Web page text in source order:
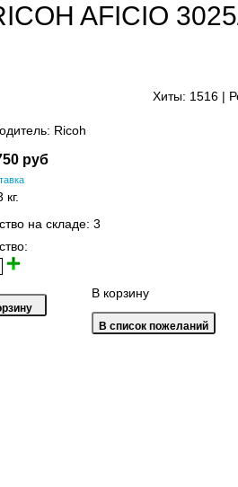
AFICIO
Хиты: 1516
Ricoh
руб
кг.
на складе: 3
В корзину